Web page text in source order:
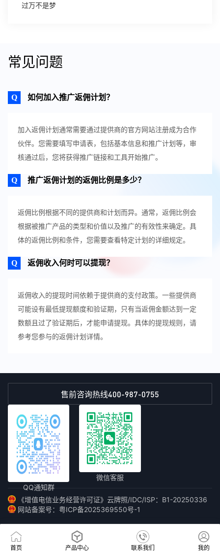
过万不是梦
常见问题
如何加入推广返佣计划？
加入返佣计划通常需要通过提供商的官方网站注册成为合作
伙伴。您需要填写申请表，包括基本信息和推广计划等，审
核通过后，您将获得推广链接和工具开始推广。
推广返佣计划的返佣比例是多少？
返佣比例根据不同的提供商和计划而异。通常，返佣比例会
根据被推广产品的类型和价值以及推广的有效性来确定。具
体的返佣比例和条件，您需要查看特定计划的详细规定。
返佣收入何时可以提现？
返佣收入的提现时间依赖于提供商的支付政策。一些提供商
可能设有最低提现额度和验证期，只有当返佣金额达到一定
数额且过了验证期后，才能申请提现。具体的提现规则，请
参考您参与的返佣计划详情。
售前咨询热线400-987-0755
QQ通知群
微信客服
《增值电信业务经营许可证》云牌照/IDC/ISP：B1-20250336
网站备案号：粤ICP备2025369550号-1
首页 产品中心 联系我们 我的